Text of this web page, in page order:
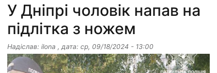
У Дніпрі чоловік напав на
підлітка з ножем
Надіслав: ilona , дата: ср, 09/18/2024 - 13:00